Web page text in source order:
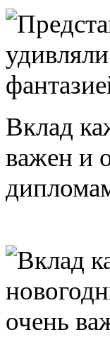
Вклад
важен и